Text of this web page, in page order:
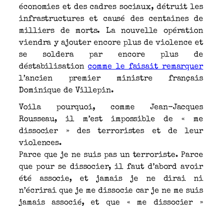
économies et des cadres sociaux, détruit les
infrastructures et causé des centaines de
milliers de morts. La nouvelle opération
viendra y ajouter encore plus de violence et
se soldera par encore plus de
déstabilisationcomme le faisait remarquer
l’ancien premier ministre français
Dominique de Villepin.
Voila pourquoi, comme Jean-Jacques
Rousseau, il m’est impossible de « me
dissocier » des terroristes et de leur
violences.
Parce que je ne suis pas un terroriste. Parce
que pour se dissocier, il faut d’abord avoir
été associe, et jamais je ne dirai ni
n’écrirai que je me dissocie car je ne me suis
jamais associé, et que « me dissocier »